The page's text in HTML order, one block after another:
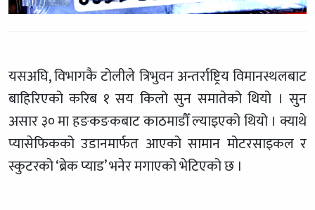
यसअघि, विभागकै टोलीले त्रिभुवन अन्तर्राष्ट्रिय विमानस्थलबाट
बाहिरिएको करिब १ सय किलो सुन समातेको थियो । सुन
असार ३० मा हङकङकबाट काठमाडौँ ल्याइएको थियो । क्याथे
प्यासेफिकको उडानमार्फत आएको सामान मोटरसाइकल र
स्कुटरको ‘ब्रेक प्याड’ भनेर मगाएको भेटिएको छ ।